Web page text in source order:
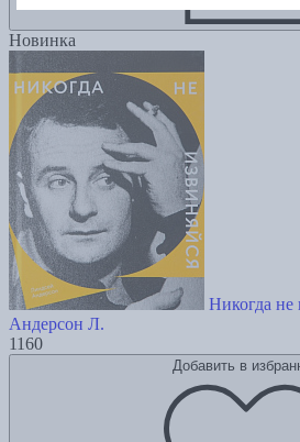
Новинка
Никогда не
Андерсон Л.
1160
Добавить в